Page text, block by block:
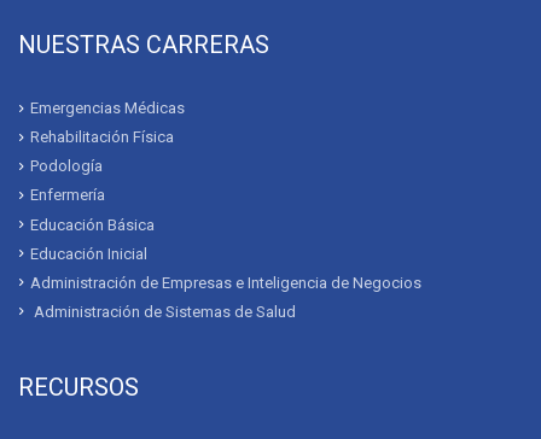
NUESTRAS CARRERAS
Emergencias Médicas
Rehabilitación Física
Podología
Enfermería
Educación Básica
Educación Inicial
Administración de Empresas e Inteligencia de Negocios
Administración de Sistemas de Salud
RECURSOS